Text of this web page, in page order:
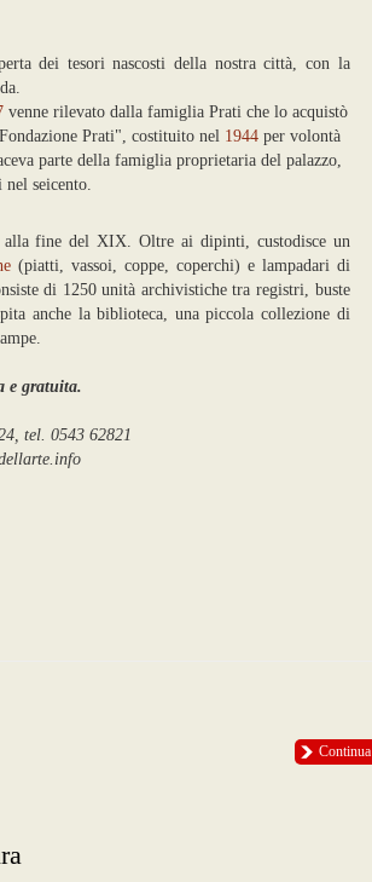
dei tesori nascosti della nostra città, con la
venne rilevato dalla famiglia Prati che lo acquistò
Prati", costituito nel 1944 per volontà
parte della famiglia proprietaria del palazzo,
seicento.
alla fine del XIX. Oltre ai dipinti, custodisce un
(piatti, vassoi, coppe, coperchi) e lampadari di
di 1250 unità archivistiche tra registri, buste
anche la biblioteca, una piccola collezione di
e gratuita.
tel. 0543 62821
Continua